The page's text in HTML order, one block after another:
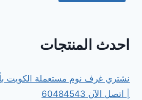
احدث المنتجات
نشتري غرف نوم مستعملة الكويت
| اتصل الآن 60484543